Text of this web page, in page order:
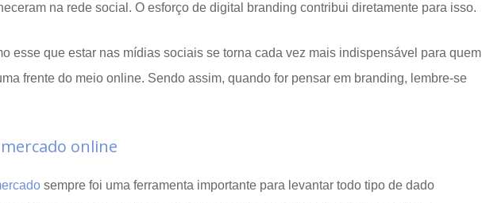
na rede social. O esforço de digital branding contribui diretamente para isso.
esse que estar nas mídias sociais se torna cada vez mais indispensável para quem
frente do meio online. Sendo assim, quando for pensar em branding, lembre-se
online
sempre foi uma ferramenta importante para levantar todo tipo de dado